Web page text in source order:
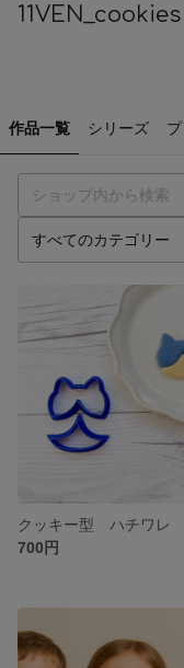
11VEN_cookies
作品一覧 シリーズ
クッキー型 ハチワレ
700円